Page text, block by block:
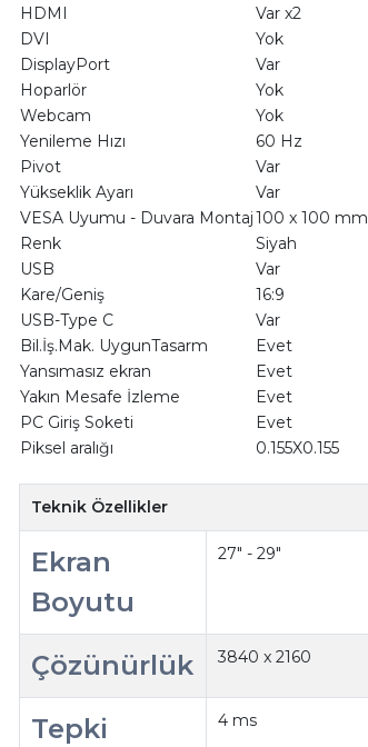
HDMI
Var x2
DVI
Yok
DisplayPort
Var
Hoparlör
Yok
Webcam
Yok
Yenileme Hızı
60 Hz
Pivot
Var
Yükseklik Ayarı
Var
VESA Uyumu - Duvara Montaj100 x 100 mm
Renk
Siyah
USB
Var
Kare/Geniş
16:9
USB-Type C
Var
Bil.İş.Mak. UygunTasarm
Evet
Yansımasız ekran
Evet
Yakın Mesafe İzleme
Evet
PC Giriş Soketi
Evet
Piksel aralığı
0.155X0.155
Teknik Özellikler
Ekran
Boyutu
27" - 29"
Çözünürlük 3840 x 2160
Tepki
4 ms